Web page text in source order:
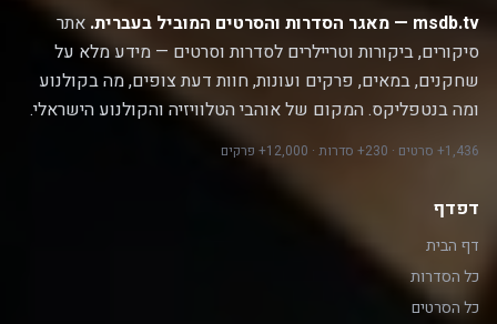
msdb.tv — מאגר הסדרות והסרטים המוביל בעברית.
אתר
סיקורים, ביקורות וטריילרים לסדרות וסרטים — מידע מלא על
שחקנים, במאים, פרקים ועונות, חוות דעת צופים, מה בקולנוע
ומה בנטפליקס. המקום של אוהבי הטלוויזיה והקולנוע הישראלי.
1,436+ סרטים · 230+ סדרות · 12,000+ פרקים
דפדף
דף הבית
כל הסדרות
כל הסרטים